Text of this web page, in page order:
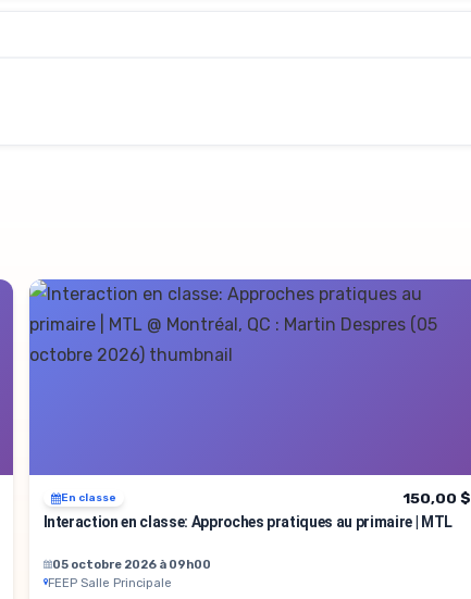
En classe
150,00 $
Interaction en classe: Approches pratiques au primaire | MTL
05 octobre 2026 à 09h00
FEEP Salle Principale